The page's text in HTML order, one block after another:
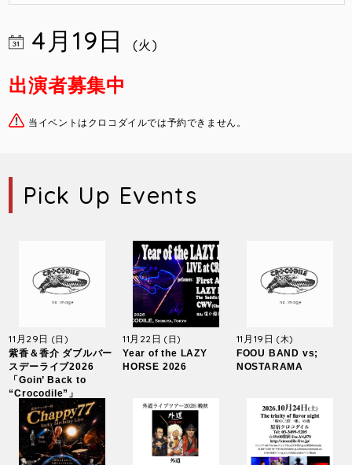
4月19日 (火)
出演者募集中
当イベントはクロコダイルでは予約できません。
Pick Up Events
11月29日 (日)
紫香＆香介 ダブルバー
スデーライブ2026
「Goin’ Back to
“Crocodile”」
11月22日(日)
Year of the LAZY
HORSE 2026
11月19日 (木)
FOOU BAND vs;
NOSTARAMA